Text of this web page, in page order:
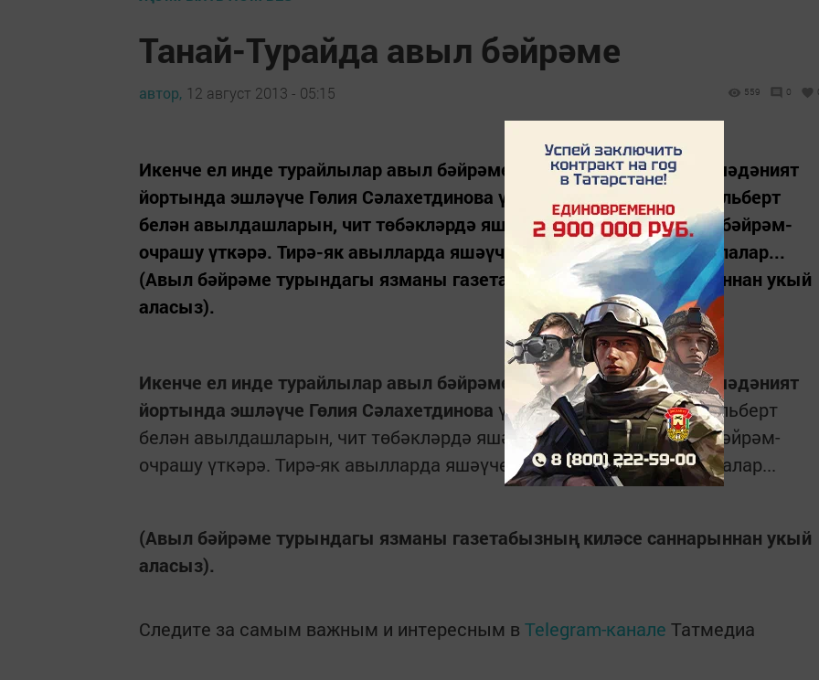
Танай-Турайда авыл бәйрәме
автор, 12 август 2013 - 05:15 559 0
Икенче ел инде турайлылар авыл бәйрәменә җыйналалар. Район мәдәният
йортында эшләүче Гөлия Сәлахетдинова үзенең тормыш иптәше Альберт
белән авылдашларын, чит төбәкләрдә яшәүче якташларын җыеп бәйрәм-
очрашу үткәрә. Тирә-як авылларда яшәүчеләр дә бу көнне көтеп алалар...
(Авыл бәйрәме турындагы язманы газетабызның киләсе саннарыннан укый
аласыз).
Икенче ел инде турайлылар авыл бәйрәменә җыйналалар. Район мәдәният
йортында эшләүче Гөлия Сәлахетдинова үзенең тормыш иптәше Альберт
белән авылдашларын, чит төбәкләрдә яшәүче якташларын җыеп бәйрәм-
очрашу үткәрә. Тирә-як авылларда яшәүчеләр дә бу көнне көтеп алалар...
(Авыл бәйрәме турындагы язманы газетабызның киләсе саннарыннан укый
аласыз).
Следите за самым важным и интересным в Telegram-канале Татмедиа